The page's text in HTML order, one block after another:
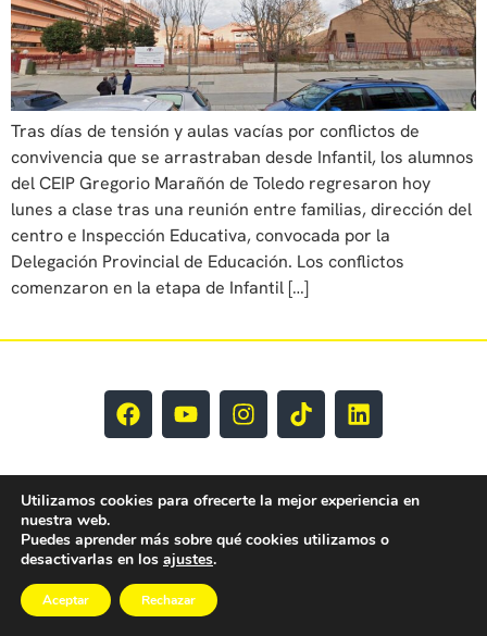
Tras días de tensión y aulas vacías por conflictos de
convivencia que se arrastraban desde Infantil, los alumnos
del CEIP Gregorio Marañón de Toledo regresaron hoy
lunes a clase tras una reunión entre familias, dirección del
centro e Inspección Educativa, convocada por la
Delegación Provincial de Educación. Los conflictos
comenzaron en la etapa de Infantil […]
EY CLM Todos los derechos reservados © 2025
Utilizamos cookies para ofrecerte la mejor experiencia en
nuestra web.
Puedes aprender más sobre qué cookies utilizamos o
desactivarlas en los ajustes.
Aceptar Rechazar